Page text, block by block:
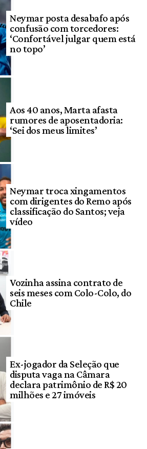
Neymar posta desabafo após
confusão com torcedores:
‘Confortável julgar quem está
no topo’
Aos 40 anos, Marta afasta
rumores de aposentadoria:
‘Sei dos meus limites’
Neymar troca xingamentos
com dirigentes do Remo após
classificação do Santos; veja
vídeo
Vozinha assina contrato de
seis meses com Colo-Colo, do
Chile
Ex-jogador da Seleção que
disputa vaga na Câmara
declara patrimônio de R$ 20
milhões e 27 imóveis